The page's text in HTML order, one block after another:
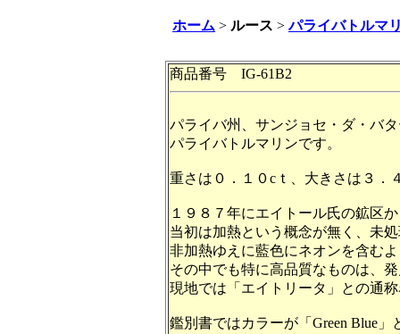
ホーム > ルース > パライバトルマ
商品番号 IG-61B2
パライバ州、サンジョセ・ダ・バ
パライバトルマリンです。
重さは０．１０cｔ、大きさは３．
１９８７年にエイトール氏の鉱区
当初は加熱という概念が無く、未
非加熱ゆえに藍色にネオンを含む
その中でも特に高品質なものは、
現地では「エイトリータ」との通
鑑別書ではカラーが「Green Blue